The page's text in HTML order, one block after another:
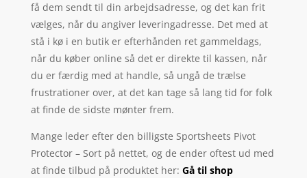
få dem sendt til din arbejdsadresse, og det kan frit
vælges, når du angiver leveringadresse. Det med at
stå i kø i en butik er efterhånden ret gammeldags,
når du køber online så det er direkte til kassen, når
du er færdig med at handle, så ungå de trælse
frustrationer over, at det kan tage så lang tid for folk
at finde de sidste mønter frem.
Mange leder efter den billigste Sportsheets Pivot
Protector – Sort på nettet, og de ender oftest ud med
at finde tilbud på produktet her: Gå til shop